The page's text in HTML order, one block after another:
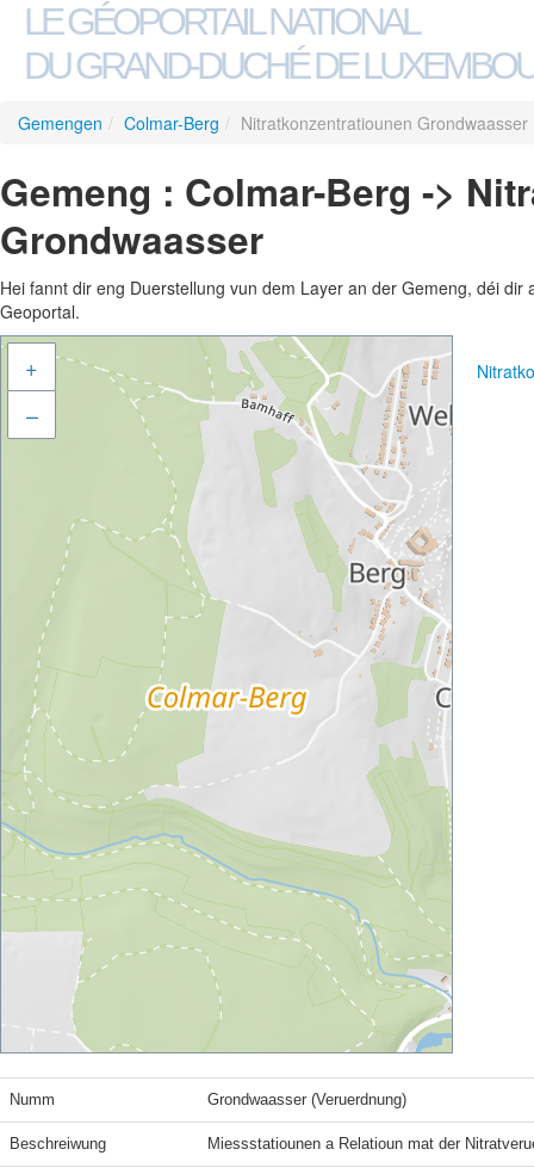
LE GÉOPORTAIL NATIONAL
DU GRAND-DUCHÉ DE
Gemengen / Colmar-Berg / Nitratkonzentratiounen Grondwaasser
Gemeng : Colmar-Berg ->
Grondwaasser
Hei fannt dir eng Duerstellung vun dem Layer an der Gemeng, déi
Geoportal.
+
–
Numm Grondwaasser (Veruerdnung)
Beschreiwung Miessstatiounen a Relatioun mat der